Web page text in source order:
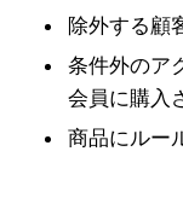
除外する顧
条件外のア
会員に購入
商品にルー